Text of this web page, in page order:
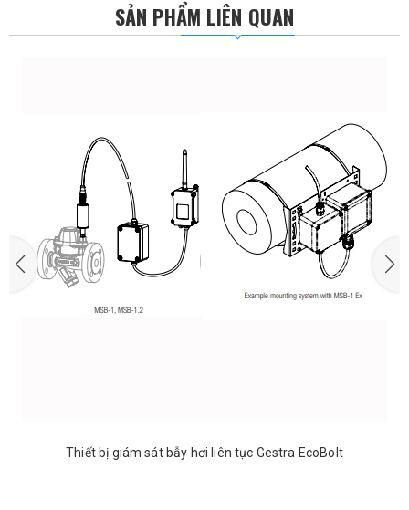
SẢN PHẨM LIÊN QUAN
Thiết bị giám sát bẫy hơi liên tục Gestra EcoBolt